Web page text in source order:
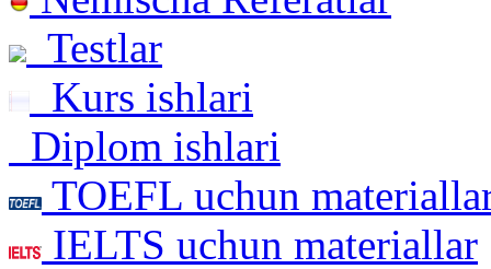
Testlar
Kurs ishlari
Diplom ishlari
TOEFL uchun
IELTS uchun materiallar